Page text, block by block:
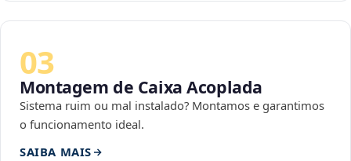
03
Montagem de Caixa Acoplada
Sistema ruim ou mal instalado? Montamos e garantimos
o funcionamento ideal.
SAIBA MAIS